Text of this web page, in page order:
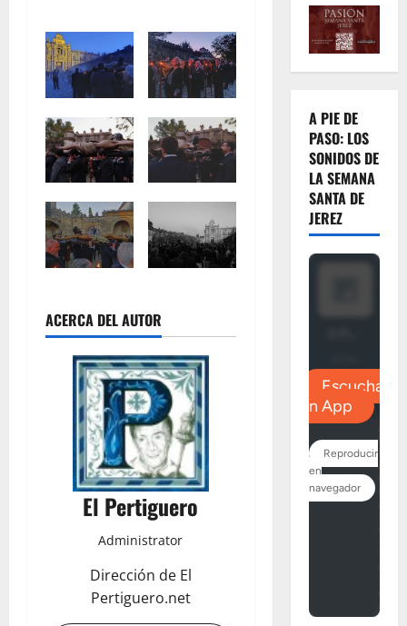
ACERCA DEL AUTOR
El Pertiguero
Administrator
Dirección de El
Pertiguero.net
A PIE DE
PASO: LOS
SONIDOS DE
LA SEMANA
SANTA DE
JEREZ